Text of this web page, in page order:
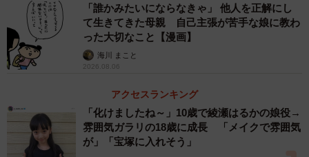
「誰かみたいにならなきゃ」 他人を正解にし
て生きてきた母親 自己主張が苦手な娘に教わ
った大切なこと【漫画】
海川 まこと
2026.08.06
アクセスランキング
「化けましたね～」10歳で綾瀬はるかの娘役→
雰囲気ガラリの18歳に成長 「メイクで雰囲気
が」「宝塚に入れそう」